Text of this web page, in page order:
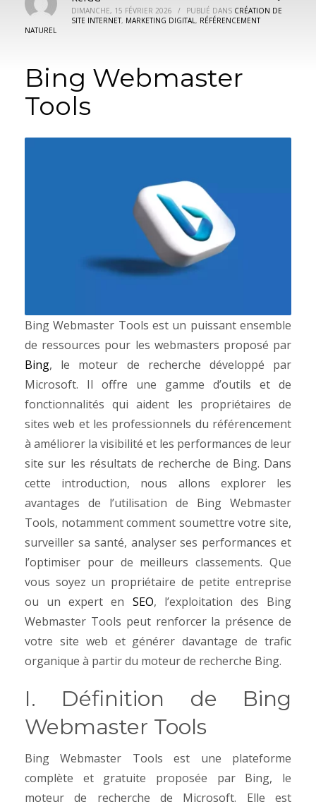
DIMANCHE, 15 FÉVRIER 2026 / PUBLIÉ DANS CRÉATION DE
SITE INTERNET, MARKETING DIGITAL, RÉFÉRENCEMENT
NATUREL
Bing Webmaster
Tools
Bing Webmaster Tools est un puissant ensemble
de ressources pour les webmasters proposé par
Bing, le moteur de recherche développé par
Microsoft. Il offre une gamme d’outils et de
fonctionnalités qui aident les propriétaires de
sites web et les professionnels du référencement
à améliorer la visibilité et les performances de leur
site sur les résultats de recherche de Bing. Dans
cette introduction, nous allons explorer les
avantages de l’utilisation de Bing Webmaster
Tools, notamment comment soumettre votre site,
surveiller sa santé, analyser ses performances et
l’optimiser pour de meilleurs classements. Que
vous soyez un propriétaire de petite entreprise
ou un expert en SEO, l’exploitation des Bing
Webmaster Tools peut renforcer la présence de
votre site web et générer davantage de trafic
organique à partir du moteur de recherche Bing.
I. Définition de Bing
Webmaster Tools
Bing Webmaster Tools est une plateforme
complète et gratuite proposée par Bing, le
moteur de recherche de Microsoft. Elle est